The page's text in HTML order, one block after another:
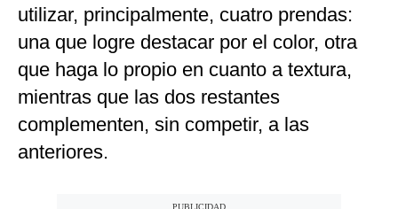
utilizar, principalmente, cuatro prendas:
una que logre destacar por el color, otra
que haga lo propio en cuanto a textura,
mientras que las dos restantes
complementen, sin competir, a las
anteriores.